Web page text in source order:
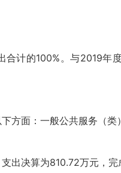
计的100%。与2019年
方面：一般公共服务（
出决算为810.72万元，完